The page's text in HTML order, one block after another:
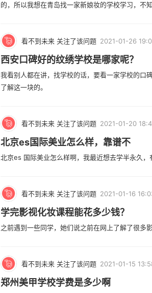
的，所以我想在青岛找一家新娘妆的学校学习，不
看不到未来 关注了该问题 2021-01-26
西安口碑好的纹绣学校是哪家呢？
我看别人都在讲，找学校的话，要看一家学校的口
了解这一块的。
看不到未来 关注了该问题 2021-01-20
北京es国际美业怎么样，靠谱不
北京es 国际美业怎么样啊，我最近想去学半永久
看不到未来 关注了该问题 2021-01-16
学完影视化妆课程能花多少钱？
之前遇到一些同学，她们说之前在网上了解了很多
看不到未来 关注了该问题 2021-01-15
郑州美甲学校学费是多少啊